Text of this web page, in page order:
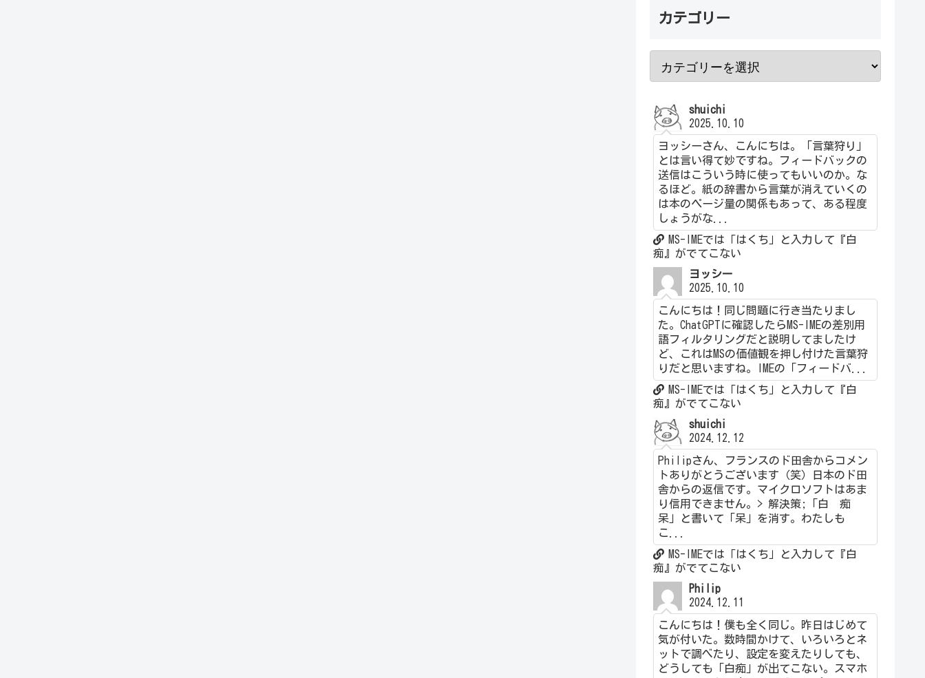
カテゴリー
shuichi
2025.10.10
ヨッシーさん、こんにちは。「言葉狩り」
とは言い得て妙ですね。フィードバックの
送信はこういう時に使ってもいいのか。な
るほど。紙の辞書から言葉が消えていくの
は本のページ量の関係もあって、ある程度
しょうがな...
MS-IMEでは「はくち」と入力して『白
痴』がでてこない
ヨッシー
2025.10.10
こんにちは！同じ問題に行き当たりまし
た。ChatGPTに確認したらMS-IMEの差別用
語フィルタリングだと説明してましたけ
ど、これはMSの価値観を押し付けた言葉狩
りだと思いますね。IMEの「フィードバ...
MS-IMEでは「はくち」と入力して『白
痴』がでてこない
shuichi
2024.12.12
Philipさん、フランスのド田舎からコメン
トありがとうございます（笑）日本のド田
舎からの返信です。マイクロソフトはあま
り信用できません。> 解決策;「白 痴
呆」と書いて「呆」を消す。わたしも
こ...
MS-IMEでは「はくち」と入力して『白
痴』がでてこない
Philip
2024.12.11
こんにちは！僕も全く同じ。昨日はじめて
気が付いた。数時間かけて、いろいろとネ
ットで調べたり、設定を変えたりしても、
どうしても「白痴」が出てこない。スマホ